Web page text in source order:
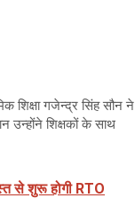
शिक्षा गजेन्द्र सिंह सौन ने
उन्होंने शिक्षकों के साथ
से शुरू होगी RTO